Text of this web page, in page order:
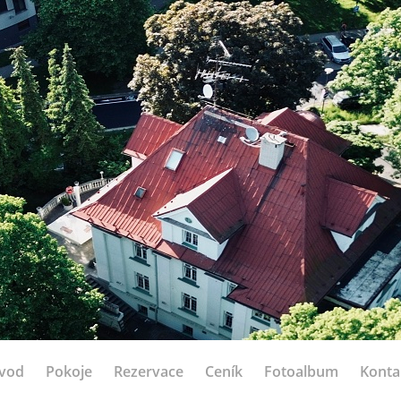
Pokoje Rezervace Ceník Fotoalbum